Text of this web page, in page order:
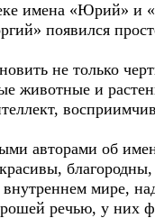
имена «Юрий» и
появился
не только
животные и
авторами об
мире,
речью, у них